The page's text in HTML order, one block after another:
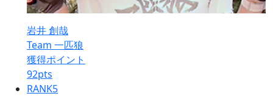
岩井 創哉
Team 一匹狼
獲得ポイント
92pts
RANK5